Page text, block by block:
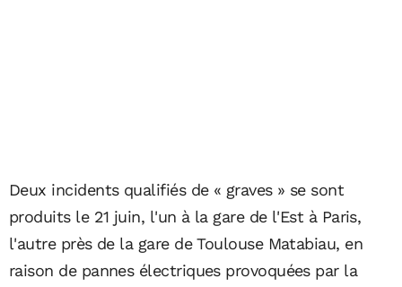
Deux incidents qualifiés de « graves » se sont
produits le 21 juin, l'un à la gare de l'Est à Paris,
l'autre près de la gare de Toulouse Matabiau, en
raison de pannes électriques provoquées par la